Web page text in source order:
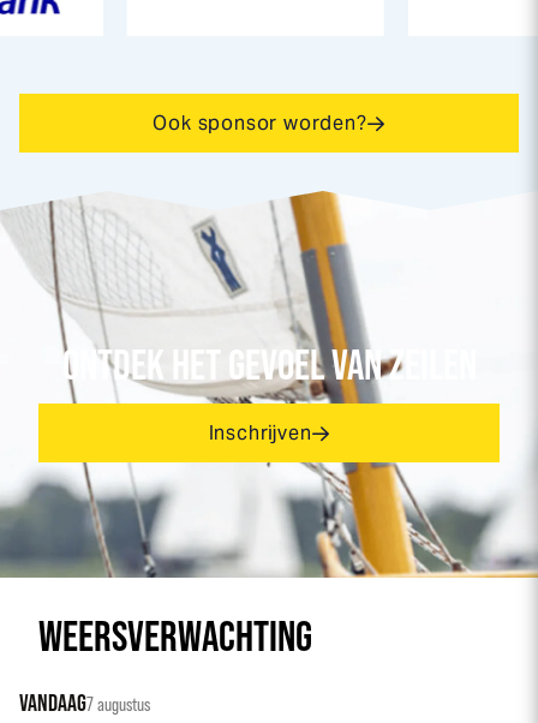
Ook sponsor worden?
ONTDEK HET GEVOEL VAN ZEILEN
Inschrijven
WEERSVERWACHTING
VANDAAG7 augustus